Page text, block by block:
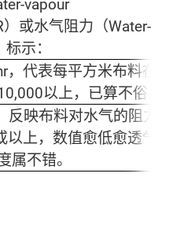
或水气阻力（Water-
示：
，代表每平方米布料在
以上，已算不俗。
反映布料对水气的阻力
以上，数值愈低愈透气
属不错。